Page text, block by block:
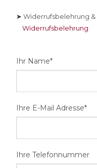
➤Widerrufsbelehrung
Widerrufsbelehrung
Ihr Name*
Ihre E-Mail Adresse*
Ihre Telefonnummer